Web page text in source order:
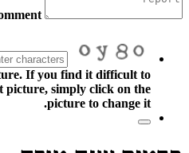
If you find it difficult to
picture, simply click on the
picture to change it.